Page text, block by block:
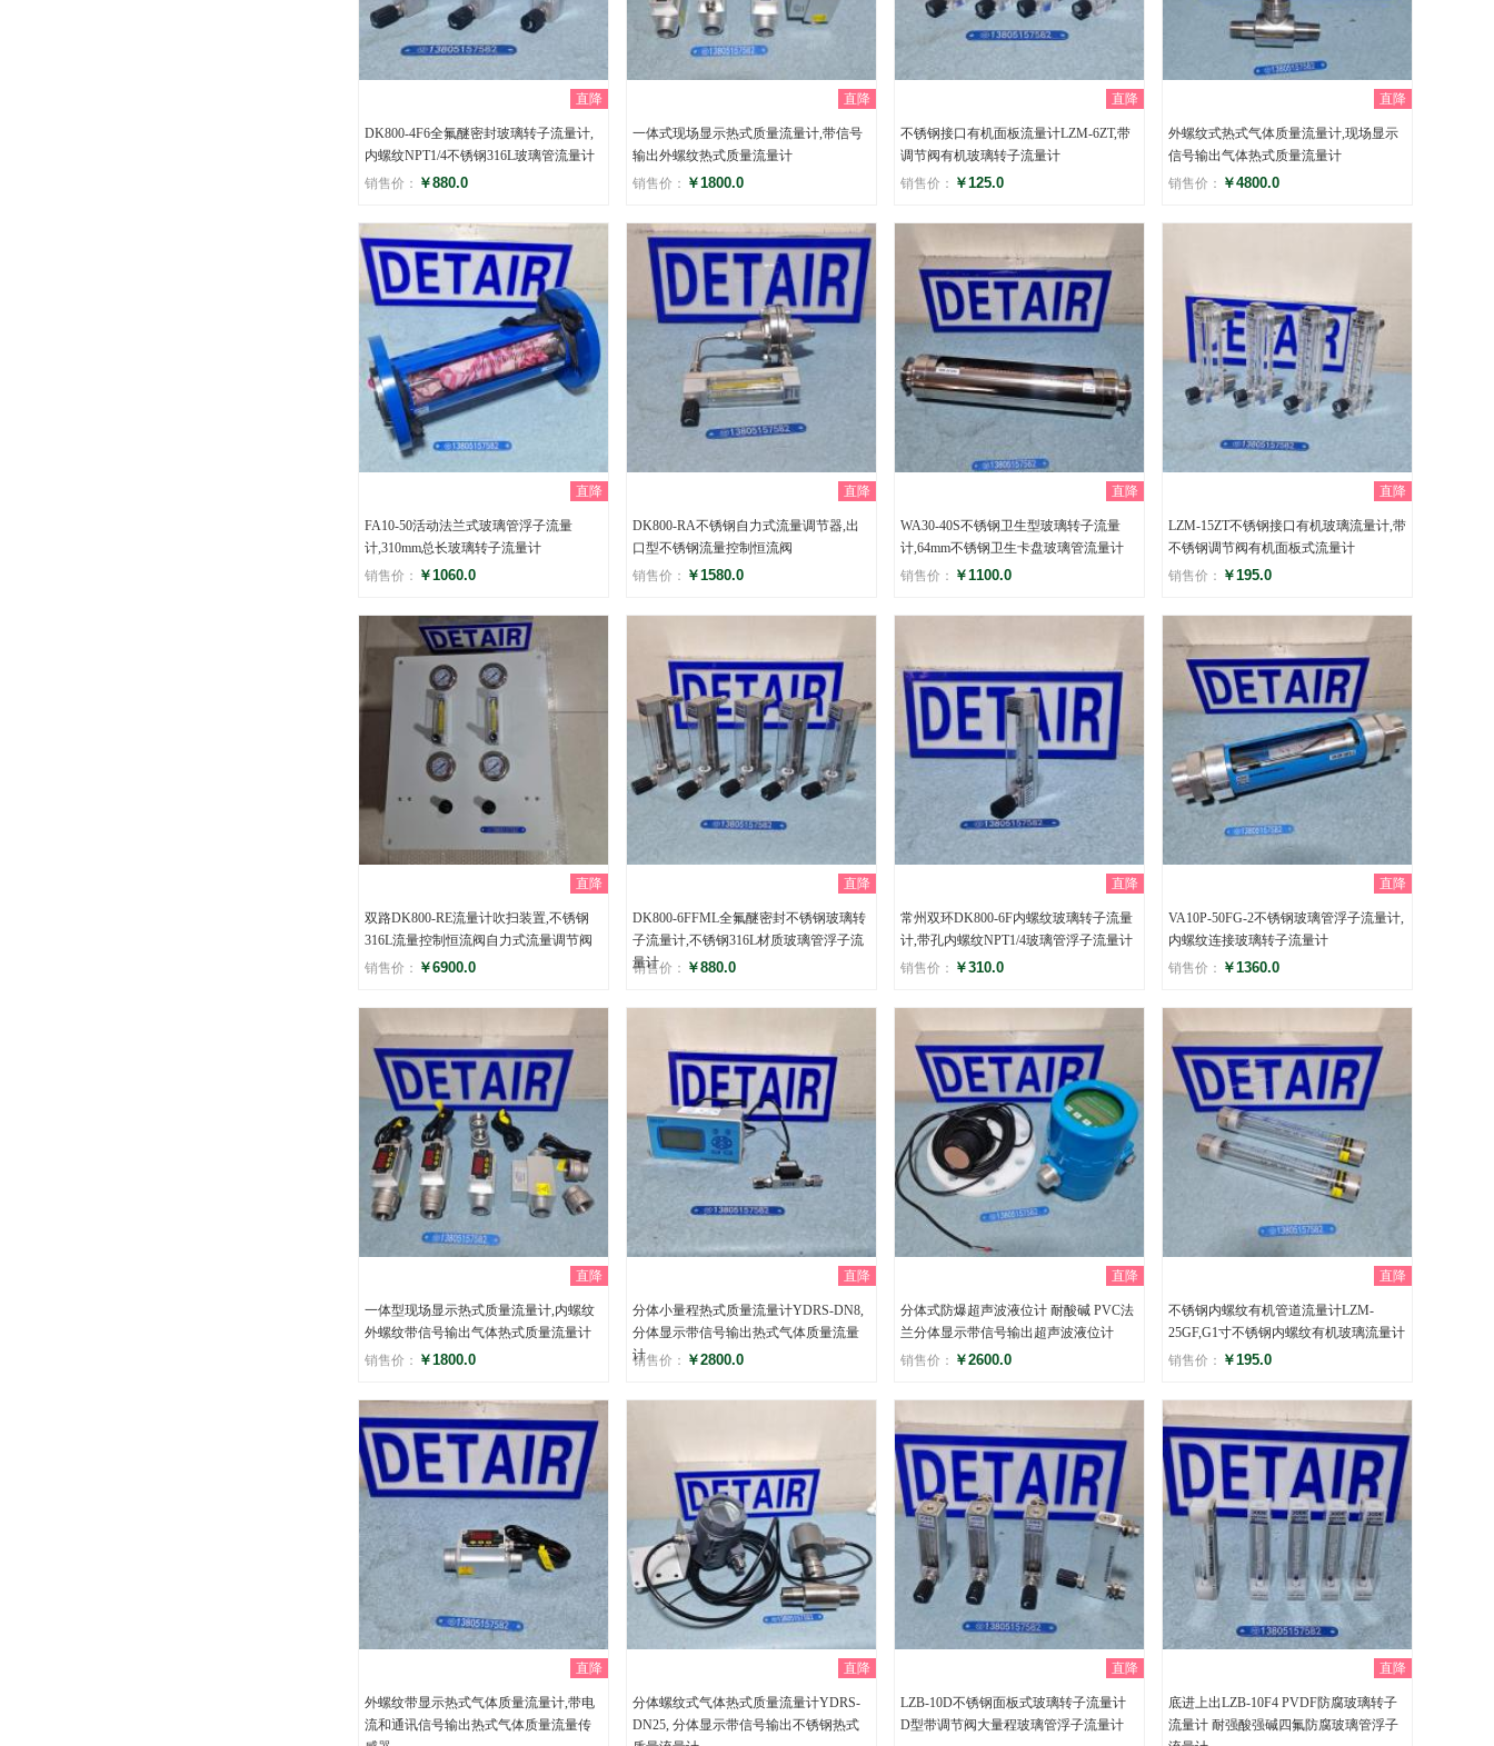
直降
DK800-4F6全氟醚密封玻璃转子流量计,
内螺纹NPT1/4不锈钢316L玻璃管流量计
销售价： ￥880.0
评分
()
直降
一体式现场显示热式质量流量计,带信号
输出外螺纹热式质量流量计
销售价： ￥1800.0
评分
()
直降
不锈钢接口有机面板流量计LZM-6ZT,带
调节阀有机玻璃转子流量计
销售价： ￥125.0
评分
直降
外螺纹式热式气体质量流量计,现场显示
信号输出气体热式质量流量计
销售价： ￥4800.0
评分
直降
FA10-50活动法兰式玻璃管浮子流量
计,310mm总长玻璃转子流量计
销售价： ￥1060.0
评分
()
直降
DK800-RA不锈钢自力式流量调节器,出
口型不锈钢流量控制恒流阀
销售价： ￥1580.0
评分
直降
WA30-40S不锈钢卫生型玻璃转子流量
计,64mm不锈钢卫生卡盘玻璃管流量计
销售价： ￥1100.0
评分
直降
LZM-15ZT不锈钢接口有机玻璃流量计,带
不锈钢调节阀有机面板式流量计
销售价： ￥195.0
评分
直降
双路DK800-RE流量计吹扫装置,不锈钢
316L流量控制恒流阀自力式流量调节阀
销售价： ￥6900.0
评分
直降
DK800-6FFML全氟醚密封不锈钢玻璃转
子流量计,不锈钢316L材质玻璃管浮子流
量计
销售价： ￥880.0
评分
直降
常州双环DK800-6F内螺纹玻璃转子流量
计,带孔内螺纹NPT1/4玻璃管浮子流量计
销售价： ￥310.0
评分
()
直降
VA10P-50FG-2不锈钢玻璃管浮子流量计,
内螺纹连接玻璃转子流量计
销售价： ￥1360.0
评分
()
直降
一体型现场显示热式质量流量计,内螺纹
外螺纹带信号输出气体热式质量流量计
销售价： ￥1800.0
评分
()
直降
分体小量程热式质量流量计YDRS-DN8,
分体显示带信号输出热式气体质量流量
计
销售价： ￥2800.0
评分
直降
分体式防爆超声波液位计 耐酸碱 PVC法
兰分体显示带信号输出超声波液位计
销售价： ￥2600.0
评分
直降
不锈钢内螺纹有机管道流量计LZM-
25GF,G1寸不锈钢内螺纹有机玻璃流量计
销售价： ￥195.0
评分
()
直降
外螺纹带显示热式气体质量流量计,带电
流和通讯信号输出热式气体质量流量传
直降
分体螺纹式气体热式质量流量计YDRS-
DN25, 分体显示带信号输出不锈钢热式
直降
LZB-10D不锈钢面板式玻璃转子流量计
D型带调节阀大量程玻璃管浮子流量计
直降
底进上出LZB-10F4 PVDF防腐玻璃转子
流量计 耐强酸强碱四氟防腐玻璃管浮子